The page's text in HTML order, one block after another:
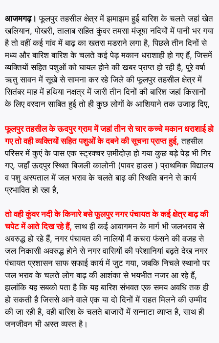
आजमगढ़। फूलपुर तहसील क्षेत्र में झमाझम हुई बारिश के चलते जहां खेत
खलियान, पोखरी, तालाब सहित कुंवर तमसा मंजूषा नदियों में पानी भर गया
है तो वहीं कई गांव में बाढ़ का खतरा मडराने लगा है, पिछले तीन दिनों से
मध्य और बारिश बारिश के चलते कई पेड़ मकान धराशाही हो गए हैं, जिसमें
व्यक्तियों सहित पशुओं को घायल होने की खबर प्राप्त हो रही है, पूरे वर्षा
ऋतु सावन में सूखे से सामना कर रहे जिले की फूलपुर तहसील क्षेत्र में
सितंबर माह में हथिया नक्षत्र में जारी तीन दिनों की बारिश जहां किसानों
के लिए वरदान साबित हुई तो ही कुछ लोगों के आशियाने तक उजाड़ दिए,
फूलपुर तहसील के ऊदपुर ग्राम में जहां तीन से चार कच्चे मकान धराशाई हो
गए तो वही व्यक्तियों सहित पशुओं के दबने की सूचना प्राप्त हुई, तहसील
परिसर में कुएं के पास एक स्ट्रक्चर ज़मीदोज़ हो गया कुछ बड़े पेड़ भी गिर
गए, जहाँ ऊदपुर स्थित बिजली कालोनी (पावर हाउस ) प्राथमिक विद्यालय
व पशु अस्पताल में जल भराव के चलते बाढ़ की स्थिति बनने से कार्य
प्रभावित हो रहा है,
तो वही कुंवर नदी के किनारे बसे फूलपुर नगर पंचायत के कई क्षेत्र बाढ़ की
चपेट में आते दिख रहे हैं, साथ ही कई आवागमन के मार्ग भी जलभराव से
अवरुद्ध हो रहे हैं, नगर पंचायत की नालियों मैं कचरा फंसने की वजह से
जल निकासी अवरुद्ध होने से नगर वासियों की परेशानियां बढ़ते देख नगर
पंचायत प्रशासन साफ सफाई कार्य में जुट गया, जबकि निचले स्थानो पर
जल भराव के चलते लोग बाढ़ की आशंका से भयभीत नजर आ रहे हैं,
हालांकि यह सबको पता है कि यह बारिश संभवत एक समय अवधि तक ही
हो सकती है जिससे आने वाले एक या दो दिनों में राहत मिलने की उम्मीद
की जा रही है, वही बारिश के चलते बाजारों में सन्नाटा व्याप्त है, साथ ही
जनजीवन भी अस्त व्यस्त है।